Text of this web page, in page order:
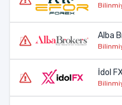
Alba
İdol